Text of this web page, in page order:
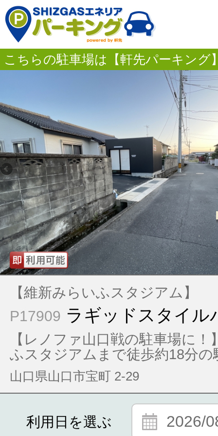
こちらの駐車場は【軒先パーキング
【維新みらいふスタジアム】
P17909 ラギッドスタイル
【レノファ山口戦の駐車場に！
ふスタジアムまで徒歩約18分の
山口県山口市宝町 2-29
利用日を選ぶ 2026/